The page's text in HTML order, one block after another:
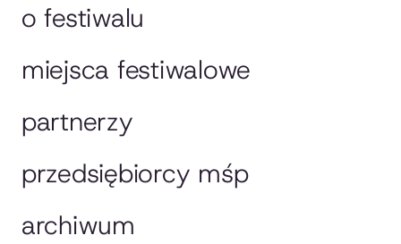
o festiwalu
miejsca festiwalowe
partnerzy
przedsiębiorcy mśp
archiwum